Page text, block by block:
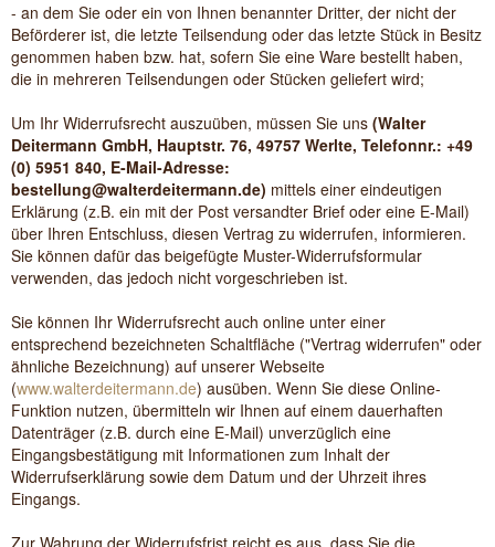
- an dem Sie oder ein von Ihnen benannter Dritter, der nicht der
Beförderer ist, die letzte Teilsendung oder das letzte Stück in Besitz
genommen haben bzw. hat, sofern Sie eine Ware bestellt haben,
die in mehreren Teilsendungen oder Stücken geliefert wird;
Um Ihr Widerrufsrecht auszuüben, müssen Sie uns (Walter
Deitermann GmbH, Hauptstr. 76, 49757 Werlte, Telefonnr.: +49
(0) 5951 840, E-Mail-Adresse:
bestellung@walterdeitermann.de) mittels einer eindeutigen
Erklärung (z.B. ein mit der Post versandter Brief oder eine E-Mail)
über Ihren Entschluss, diesen Vertrag zu widerrufen, informieren.
Sie können dafür das beigefügte Muster-Widerrufsformular
verwenden, das jedoch nicht vorgeschrieben ist.
Sie können Ihr Widerrufsrecht auch online unter einer
entsprechend bezeichneten Schaltfläche ("Vertrag widerrufen" oder
ähnliche Bezeichnung) auf unserer Webseite
(www.walterdeitermann.de) ausüben. Wenn Sie diese Online-
Funktion nutzen, übermitteln wir Ihnen auf einem dauerhaften
Datenträger (z.B. durch eine E-Mail) unverzüglich eine
Eingangsbestätigung mit Informationen zum Inhalt der
Widerrufserklärung sowie dem Datum und der Uhrzeit ihres
Eingangs.
Zur Wahrung der Widerrufsfrist reicht es aus, dass Sie die